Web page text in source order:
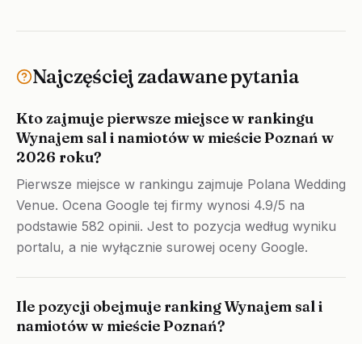
Najczęściej zadawane pytania
Kto zajmuje pierwsze miejsce w rankingu
Wynajem sal i namiotów w mieście Poznań w
2026 roku?
Pierwsze miejsce w rankingu zajmuje Polana Wedding
Venue. Ocena Google tej firmy wynosi 4.9/5 na
podstawie 582 opinii. Jest to pozycja według wyniku
portalu, a nie wyłącznie surowej oceny Google.
Ile pozycji obejmuje ranking Wynajem sal i
namiotów w mieście Poznań?